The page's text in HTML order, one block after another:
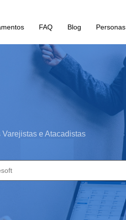
FAQ Blog Personas
e Atacadistas